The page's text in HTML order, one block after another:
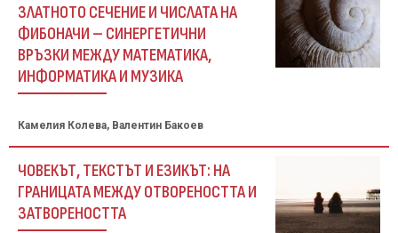
ЗЛАТНОТО СЕЧЕНИЕ И ЧИСЛАТА НА
ФИБОНАЧИ – СИНЕРГЕТИЧНИ
ВРЪЗКИ МЕЖДУ МАТЕМАТИКА,
ИНФОРМАТИКА И МУЗИКА
Камелия Колева, Валентин Бакоев
ЧОВЕКЪТ, ТЕКСТЪТ И ЕЗИКЪТ: НА
ГРАНИЦАТА МЕЖДУ ОТВОРЕНОСТТА И
ЗАТВОРЕНОСТТА